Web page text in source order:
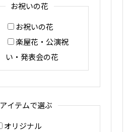
お祝いの花
お祝いの花
楽屋花・公演祝
い・発表会の花
アイテムで選ぶ
オリジナル